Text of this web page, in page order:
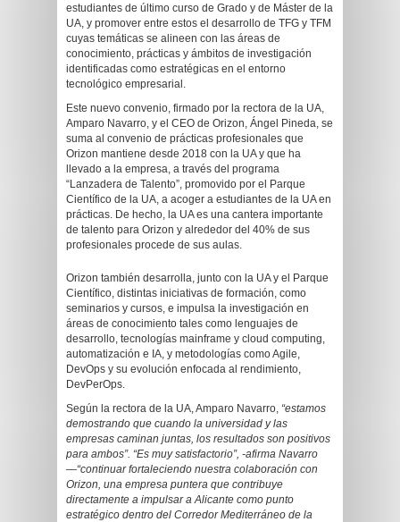
estudiantes de último curso de Grado y de Máster de la
UA, y promover entre estos el desarrollo de TFG y TFM
cuyas temáticas se alineen con las áreas de
conocimiento, prácticas y ámbitos de investigación
identificadas como estratégicas en el entorno
tecnológico empresarial.
Este nuevo convenio, firmado por la rectora de la UA,
Amparo Navarro, y el CEO de Orizon, Ángel Pineda, se
suma al convenio de prácticas profesionales que
Orizon mantiene desde 2018 con la UA y que ha
llevado a la empresa, a través del programa
“Lanzadera de Talento”, promovido por el Parque
Científico de la UA, a acoger a estudiantes de la UA en
prácticas. De hecho, la UA es una cantera importante
de talento para Orizon y alrededor del 40% de sus
profesionales procede de sus aulas.
Orizon también desarrolla, junto con la UA y el Parque
Científico, distintas iniciativas de formación, como
seminarios y cursos, e impulsa la investigación en
áreas de conocimiento tales como lenguajes de
desarrollo, tecnologías mainframe y cloud computing,
automatización e IA, y metodologías como Agile,
DevOps y su evolución enfocada al rendimiento,
DevPerOps.
Según la rectora de la UA, Amparo Navarro, “estamos
demostrando que cuando la universidad y las
empresas caminan juntas, los resultados son positivos
para ambos”. “Es muy satisfactorio”, -afirma Navarro
—“continuar fortaleciendo nuestra colaboración con
Orizon, una empresa puntera que contribuye
directamente a impulsar a Alicante como punto
estratégico dentro del Corredor Mediterráneo de la